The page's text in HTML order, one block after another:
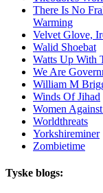
There Is No
Warming
Velvet Glove,
Walid Shoebat
Watts Up With
We Are
William M
Winds Of Jihad
Women
Worldthreats
Yorkshireminer
Zombietime
Tyske blogs: